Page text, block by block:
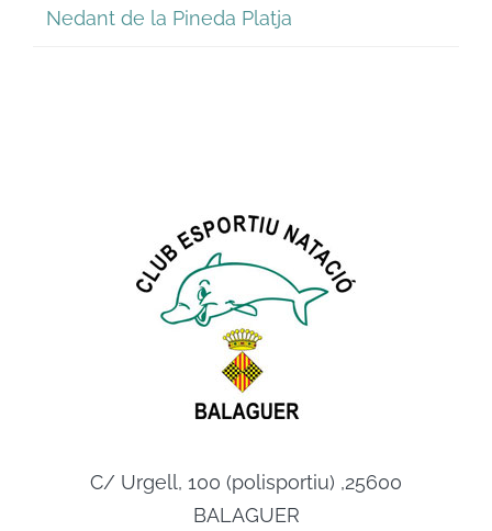
Nedant de la Pineda Platja
C/ Urgell, 100 (polisportiu) ,25600
BALAGUER